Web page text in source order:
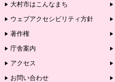
大村市はこんなまち
ウェブアクセシビリティ方針
著作権
庁舎案内
アクセス
お問い合わせ